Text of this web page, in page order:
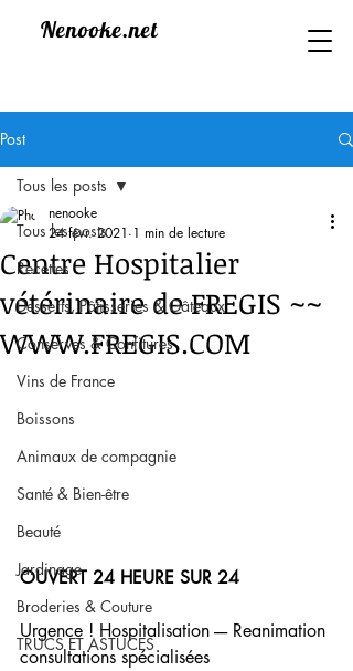
Nenooke.net
Post
Tous les posts
Recettes
Desserts, Pâtisseries & Gâteaux
Conserves & Confitures
Vins de France
Boissons
Animaux de compagnie
Santé & Bien-être
Beauté
Jardinage
Broderies & Couture
TRUCS ET ASTUCES
Tous les posts
Centre Hospitalier
vétérinaire de FREGIS ~~
WWW.FREGIS.COM
nenooke
24 févr. 2021 1 min de lecture
OUVERT 24 HEURE SUR 24
Urgence ! Hospitalisation ---- Reanimation
consultations spécialisées